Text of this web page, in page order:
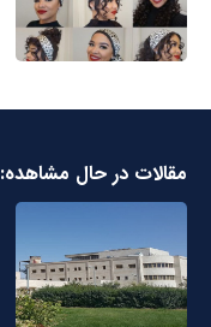
مقالات در حال مشاهده: